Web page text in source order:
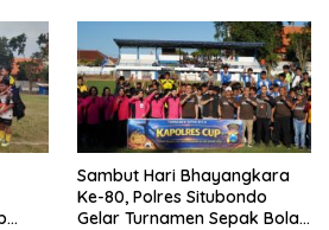
Sambut Hari Bhayangkara
Ke-80, Polres Situbondo
Gelar Turnamen Sepak Bola